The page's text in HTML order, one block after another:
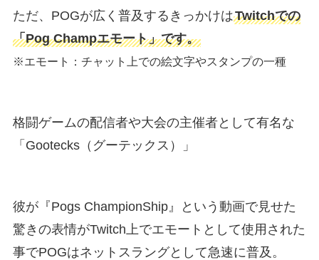
ただ、POGが広く普及するきっかけはTwitchでの
「Pog Champエモート」です。
※エモート：チャット上での絵文字やスタンプの一種
格闘ゲームの配信者や大会の主催者として有名な
「Gootecks（グーテックス）」
彼が『Pogs ChampionShip』という動画で見せた
驚きの表情がTwitch上でエモートとして使用された
事でPOGはネットスラングとして急速に普及。